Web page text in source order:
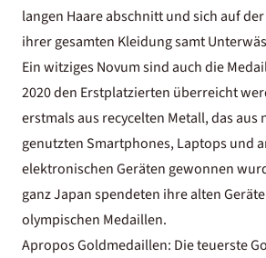
langen Haare abschnitt und sich auf
ihrer gesamten Kleidung samt
Ein witziges Novum sind auch die
2020 den Erstplatzierten überreicht
erstmals aus recycelten Metall, das aus
genutzten Smartphones, Laptops und
elektronischen Geräten gewonnen
ganz Japan spendeten ihre alten
olympischen Medaillen.
Apropos Goldmedaillen: Die teuerste